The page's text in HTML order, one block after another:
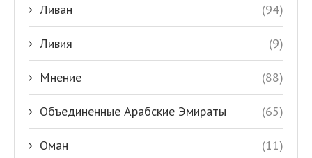
Ливан (94)
Ливия (9)
Мнение (88)
Объединенные Арабские Эмираты (65)
Оман (11)